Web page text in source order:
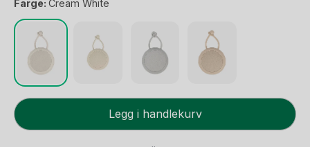
Farge: Cream White
Moonboon
White
Legg i handlekurv